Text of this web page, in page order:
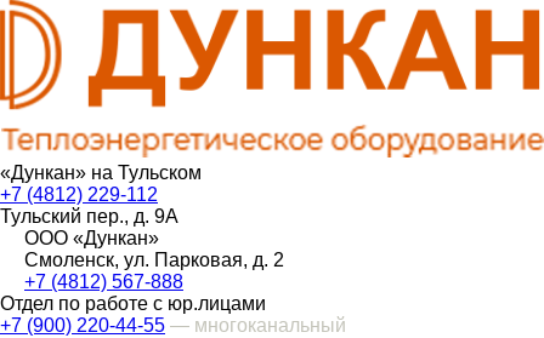
«Дункан» на Тульском
+7 (4812) 229-112
Тульский пер., д. 9А
ООО «Дункан»
Смоленск, ул. Парковая, д. 2
+7 (4812) 567-888
Отдел по работе с юр.лицами
+7 (900) 220-44-55 — многоканальный